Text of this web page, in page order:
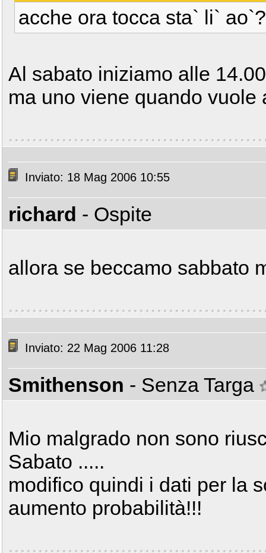
acche ora tocca sta` li`
Al sabato iniziamo alle
ma uno viene quando
Inviato: 18 Mag 2006 10:55
richard - Ospite
allora se beccamo sabbato
Inviato: 22 Mag 2006 11:28
Smithenson - Senza Targa
Mio malgrado non sono
Sabato .....
modifico quindi i dati per la
aumento probabilità!!!